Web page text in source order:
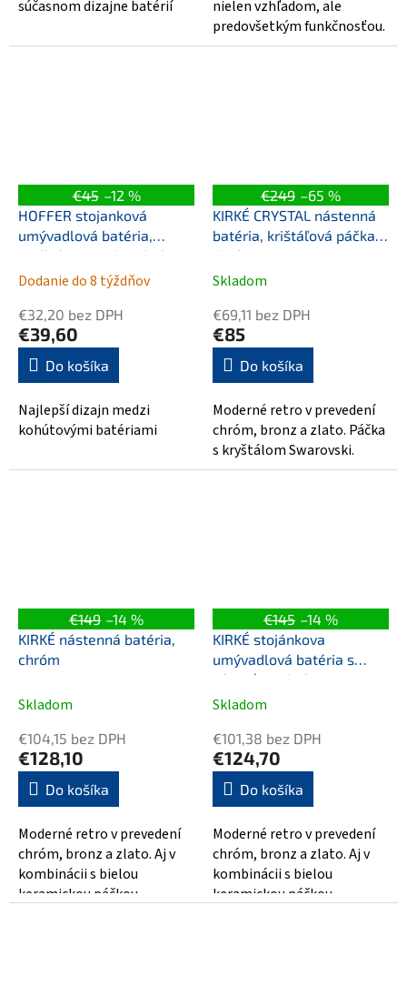
súčasnom dizajne batérií
nielen vzhľadom, ale
predovšetkým funkčnosťou.
€45 –12 %
HOFFER stojanková
umývadlová batéria,
otočné ramienko, chróm
Dodanie do 8 týždňov
€32,20 bez DPH
€39,60
Do košíka
Najlepší dizajn medzi
kohútovými batériami
€249 –65 %
KIRKÉ CRYSTAL nástenná
batéria, krištáľová páčka,
chróm
Skladom
€69,11 bez DPH
€85
Do košíka
Moderné retro v prevedení
chróm, bronz a zlato. Páčka
s kryštálom Swarovski.
€149 –14 %
KIRKÉ nástenná batéria,
chróm
Skladom
€104,15 bez DPH
€128,10
Do košíka
Moderné retro v prevedení
chróm, bronz a zlato. Aj v
kombinácii s bielou
keramickou páčkou.
€145 –14 %
KIRKÉ stojánkova
umývadlová batéria s
výpusťou, chróm
Skladom
€101,38 bez DPH
€124,70
Do košíka
Moderné retro v prevedení
chróm, bronz a zlato. Aj v
kombinácii s bielou
keramickou páčkou.